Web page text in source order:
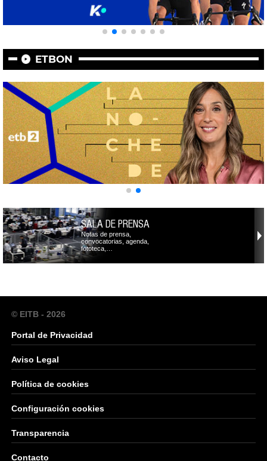
ETBON
SALA DE PRENSA
Notas de prensa,
convocatorias, agenda,
fototeca,…
© EITB - 2026
Portal de Privacidad
Aviso Legal
Política de cookies
Configuración cookies
Transparencia
Contacto